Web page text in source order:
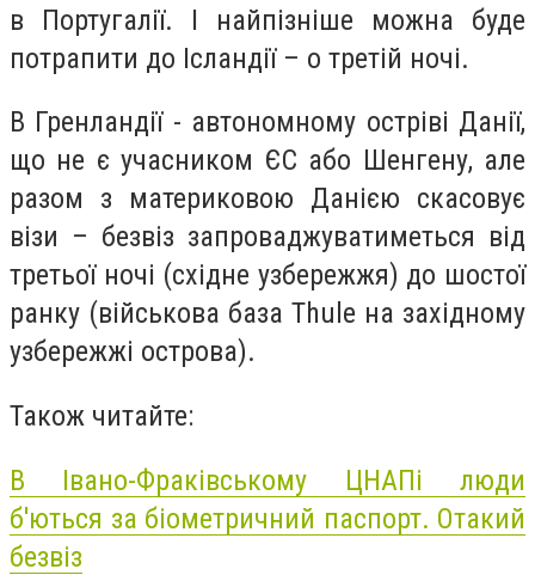
в Португалії. І найпізніше можна буде
потрапити до Ісландії – о третій ночі.
В Гренландії - автономному остріві Данії,
що не є учасником ЄС або Шенгену, але
разом з материковою Данією скасовує
візи – безвіз запроваджуватиметься від
третьої ночі (східне узбережжя) до шостої
ранку (військова база Thule на західному
узбережжі острова).
Також читайте:
В Івано-Фраківському ЦНАПі люди
б'ються за біометричний паспорт. Отакий
безвіз